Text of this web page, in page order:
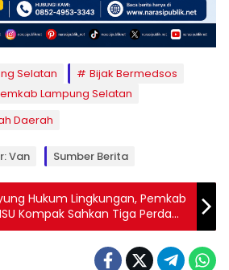
Selatan
Bijak Bermedsos
Lampung Selatan
Daerah
Van Sumber Berita
Hukum Lingkungan, Pemkab
Kompak Sahkan Tiga Perda